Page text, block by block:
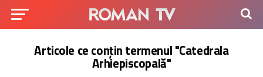
Articole ce conțin termenul "Catedrala
Arhiepiscopală"